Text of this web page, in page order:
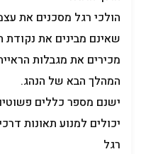
הולכי רגל מסכנים את
שאינם מבינים את
מכירים את מגבלות
המהלך הבא של הנהג.
ישנם מספר כללים
יכולים למנוע תאונות
רגל